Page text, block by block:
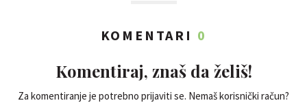
KOMENTARI 0
Komentiraj, znaš da želiš!
Za komentiranje je potrebno prijaviti se. Nemaš korisnički račun?